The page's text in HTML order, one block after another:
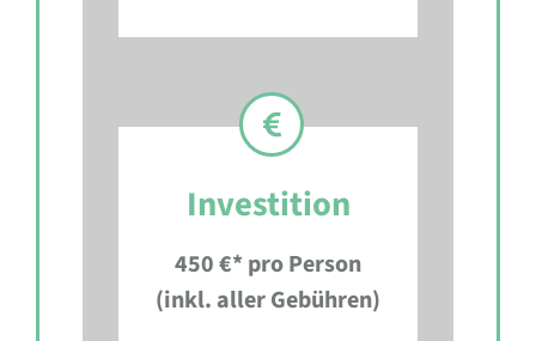
Investition
450 €* pro Person
(inkl. aller Gebühren)